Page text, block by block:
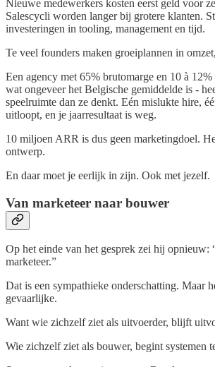
Nieuwe medewerkers kosten eerst geld voor
Salescycli worden langer bij grotere klanten.
investeringen in tooling, management en tijd.
Te veel founders maken groeiplannen in
Een agency met 65% brutomarge en 10 à
wat ongeveer het Belgische gemiddelde is -
speelruimte dan ze denkt. Eén mislukte hire,
uitloopt, en je jaarresultaat is weg.
10 miljoen ARR is dus geen marketingdoel.
ontwerp.
En daar moet je eerlijk in zijn. Ook met jezelf.
Van marketeer naar bouwer
Op het einde van het gesprek zei hij opnieuw:
marketeer.”
Dat is een sympathieke onderschatting. Maar
gevaarlijke.
Want wie zichzelf ziet als uitvoerder, blijft
Wie zichzelf ziet als bouwer, begint systemen